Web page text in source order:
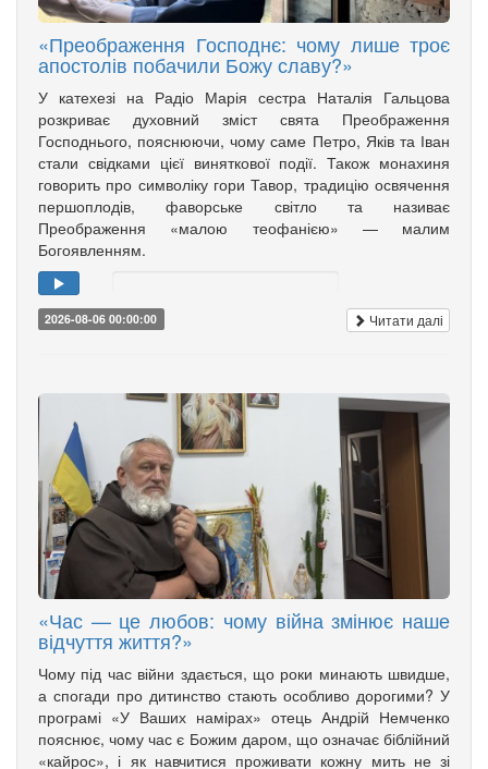
«Преображення Господнє: чому лише троє
апостолів побачили Божу славу?»
У катехезі на Радіо Марія сестра Наталія Гальцова
розкриває духовний зміст свята Преображення
Господнього, пояснюючи, чому саме Петро, Яків та Іван
стали свідками цієї виняткової події. Також монахиня
говорить про символіку гори Тавор, традицію освячення
першоплодів, фаворське світло та називає
Преображення «малою теофанією» — малим
Богоявленням.
2026-08-06 00:00:00 Читати далі
«Час — це любов: чому війна змінює наше
відчуття життя?»
Чому під час війни здається, що роки минають швидше,
а спогади про дитинство стають особливо дорогими? У
програмі «У Ваших намірах» отець Андрій Немченко
пояснює, чому час є Божим даром, що означає біблійний
«кайрос», і як навчитися проживати кожну мить не зі